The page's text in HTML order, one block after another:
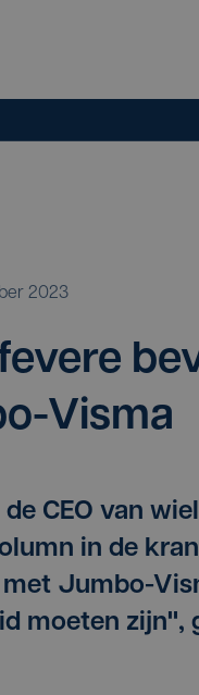
2023
Visma
CEO van
in de
Jumbo-
moeten zijn",